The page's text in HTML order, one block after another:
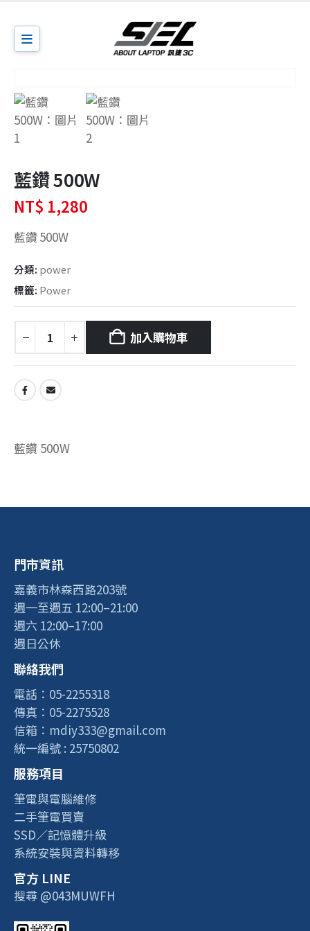
藍鑽 500W
NT$ 1,280
藍鑽 500W
分類: power
標籤: Power
加入購物車
藍鑽 500W
門市資訊
嘉義市林森西路203號
週一至週五 12:00–21:00
週六 12:00–17:00
週日公休
聯絡我們
電話：05-2255318
傳真：05-2275528
信箱：mdiy333@gmail.com
統一編號 : 25750802
服務項目
筆電與電腦維修
二手筆電買賣
SSD／記憶體升級
系統安裝與資料轉移
官方 LINE
搜尋 @043MUWFH